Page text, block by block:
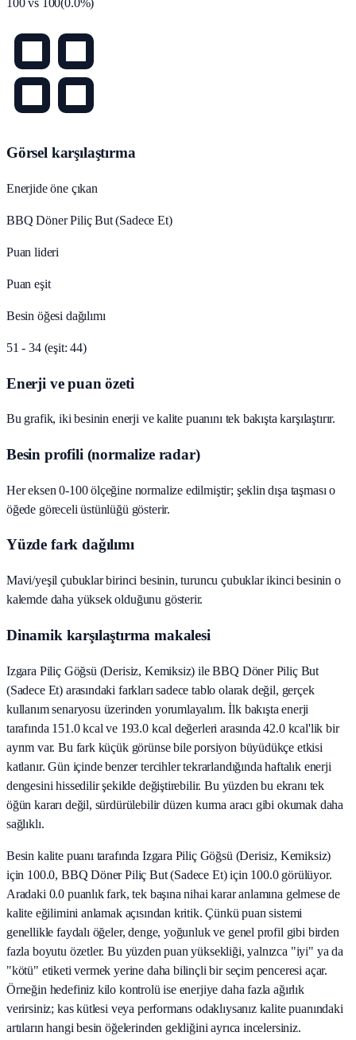
100vs 100(0.0%)
Görsel karşılaştırma
Enerjide öne çıkan
BBQ Döner Piliç But (Sadece Et)
Puan lideri
Puan eşit
Besin öğesi dağılımı
51 - 34 (eşit: 44)
Enerji ve puan özeti
Bu grafik, iki besinin enerji ve kalite puanını tek bakışta karşılaştırır.
Besin profili (normalize radar)
Her eksen 0-100 ölçeğine normalize edilmiştir; şeklin dışa taşması o
öğede göreceli üstünlüğü gösterir.
Yüzde fark dağılımı
Mavi/yeşil çubuklar birinci besinin, turuncu çubuklar ikinci besinin o
kalemde daha yüksek olduğunu gösterir.
Dinamik karşılaştırma makalesi
Izgara Piliç Göğsü (Derisiz, Kemiksiz) ile BBQ Döner Piliç But
(Sadece Et) arasındaki farkları sadece tablo olarak değil, gerçek
kullanım senaryosu üzerinden yorumlayalım. İlk bakışta enerji
tarafında 151.0 kcal ve 193.0 kcal değerleri arasında 42.0 kcal'lik bir
ayrım var. Bu fark küçük görünse bile porsiyon büyüdükçe etkisi
katlanır. Gün içinde benzer tercihler tekrarlandığında haftalık enerji
dengesini hissedilir şekilde değiştirebilir. Bu yüzden bu ekranı tek
öğün kararı değil, sürdürülebilir düzen kurma aracı gibi okumak daha
sağlıklı.
Besin kalite puanı tarafında Izgara Piliç Göğsü (Derisiz, Kemiksiz)
için 100.0, BBQ Döner Piliç But (Sadece Et) için 100.0 görülüyor.
Aradaki 0.0 puanlık fark, tek başına nihai karar anlamına gelmese de
kalite eğilimini anlamak açısından kritik. Çünkü puan sistemi
genellikle faydalı öğeler, denge, yoğunluk ve genel profil gibi birden
fazla boyutu özetler. Bu yüzden puan yüksekliği, yalnızca "iyi" ya da
"kötü" etiketi vermek yerine daha bilinçli bir seçim penceresi açar.
Örneğin hedefiniz kilo kontrolü ise enerjiye daha fazla ağırlık
verirsiniz; kas kütlesi veya performans odaklıysanız kalite puanındaki
artıların hangi besin öğelerinden geldiğini ayrıca incelersiniz.